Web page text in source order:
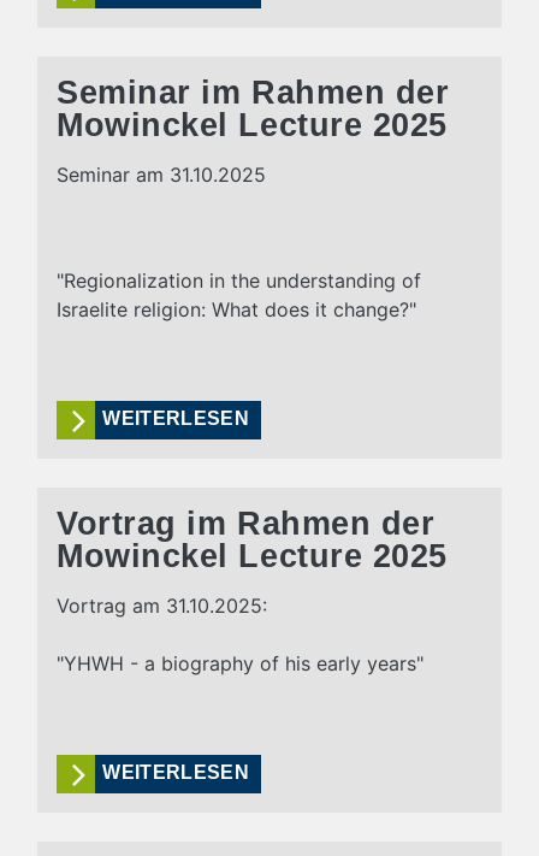
Seminar im Rahmen der
Mowinckel Lecture 2025
Seminar am 31.10.2025
"Regionalization in the understanding of
Israelite religion: What does it change?"
WEITERLESEN
Vortrag im Rahmen der
Mowinckel Lecture 2025
Vortrag am 31.10.2025:
"YHWH - a biography of his early years"
WEITERLESEN